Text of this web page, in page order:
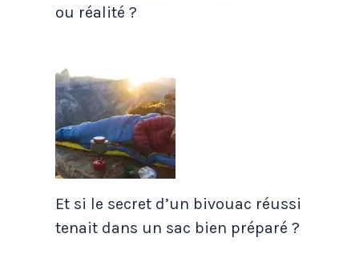
ou réalité ?
Et si le secret d’un bivouac réussi
tenait dans un sac bien préparé ?